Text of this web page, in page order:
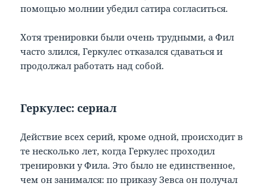
помощью молнии убедил сатира согласиться.
Хотя тренировки были очень трудными, а Фил
часто злился, Геркулес отказался сдаваться и
продолжал работать над собой.
Геркулес: сериал
Действие всех серий, кроме одной, происходит в
те несколько лет, когда Геркулес проходил
тренировки у Фила. Это было не единственное,
чем он занимался: по приказу Зевса он получал